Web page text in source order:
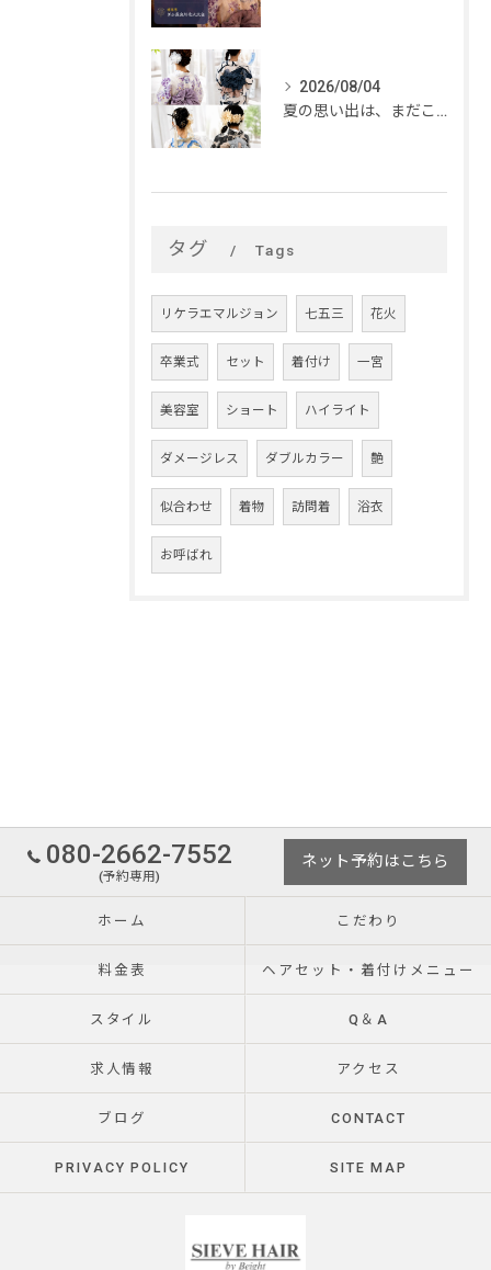
2026/08/04
夏の思い出は、まだこれから。
タグ Tags
リケラエマルジョン 七五三 花火
卒業式 セット 着付け 一宮
美容室 ショート ハイライト
ダメージレス ダブルカラー 艶
似合わせ 着物 訪問着 浴衣
お呼ばれ
080-2662-7552
(予約専用)
ネット予約はこちら
ホーム こだわり
料金表 ヘアセット・着付けメニュー
スタイル Q＆A
求人情報 アクセス
ブログ CONTACT
PRIVACY POLICY SITE MAP